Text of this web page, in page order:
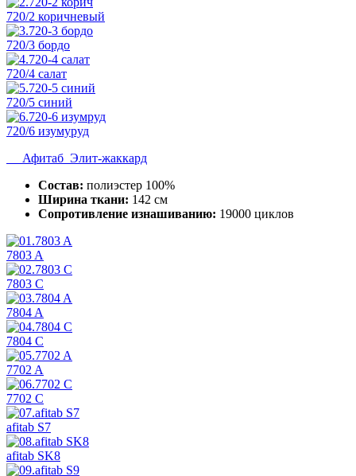
720/2 коричневый
720/3 бордо
720/4 салат
720/5 синий
720/6 изумуруд
Афитаб Элит-жаккард
Состав: полиэстер 100%
Ширина ткани: 142 см
Сопротивление изнашиванию: 19000 циклов
7803 A
7803 C
7804 A
7804 C
7702 A
7702 C
afitab S7
afitab SK8